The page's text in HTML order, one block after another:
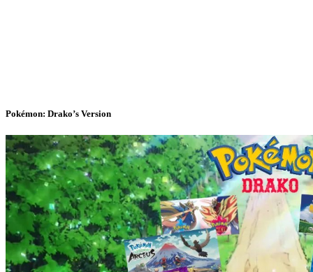
Pokémon: Drako’s Version